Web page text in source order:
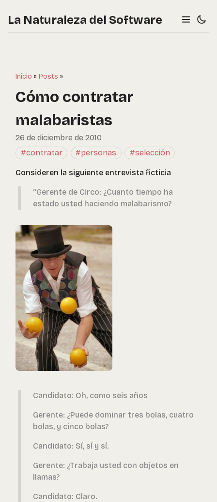
La Naturaleza del Software
Inicio » Posts »
Cómo contratar
malabaristas
26 de diciembre de 2010
#contratar
#personas #selección
Consideren la siguiente entrevista ficticia
“Gerente de Circo: ¿Cuanto tiempo ha
estado usted haciendo malabarismo?
Candidato: Oh, como seis años
Gerente: ¿Puede dominar tres bolas, cuatro
bolas, y cinco bolas?
Candidato: Sí, sí y sí.
Gerente: ¿Trabaja usted con objetos en
llamas?
Candidato: Claro.